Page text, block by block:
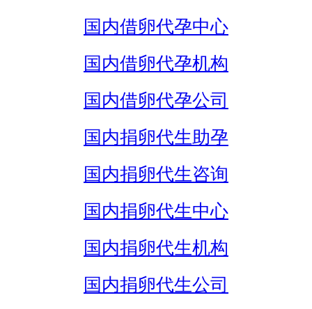
国内借卵代孕中心
国内借卵代孕机构
国内借卵代孕公司
国内捐卵代生助孕
国内捐卵代生咨询
国内捐卵代生中心
国内捐卵代生机构
国内捐卵代生公司